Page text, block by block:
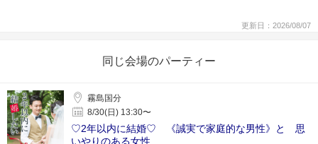
更新日：2026/08/07
同じ会場のパーティー
霧島国分
8/30(日) 13:30〜
♡2年以内に結婚♡ 《誠実で家庭的な男性》と 思
いやりのある女性